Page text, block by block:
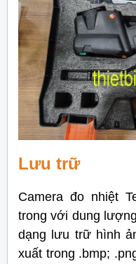
Lưu trữ
Camera đo nhiệt
trong với dung
dạng lưu trữ hình
xuất trong .bmp;